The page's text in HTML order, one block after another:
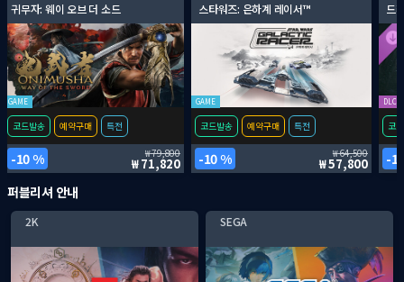
귀무자: 웨이 오브 더 소드
GAME
코드발송 예약구매 특전
10 % 79,800
71,820
스타워즈: 은하계 레이서™
GAME
코드발송 예약구매 특전
10 % 64,500
57,800
드
DLC
코
퍼블리셔 안내
2K SEGA